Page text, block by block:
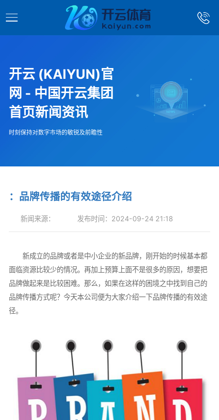
开云 (KAIYUN)官
网 - 中国开云集团
首页新闻资讯
时刻保持对数字市场的敏锐及前瞻性
：品牌传播的有效途径介绍
新闻来源： 发布时间：2024-09-24 21:18
新成立的品牌或者是中小企业的新品牌，刚开始的时候基本都
面临资源比较少的情况。再加上预算上面不是很多的原因，想要把
品牌做起来是比较困难。那么，如果在这样的困境之中找到自己的
品牌传播方式呢？今天本公司便为大家介绍一下品牌传播的有效途
径。